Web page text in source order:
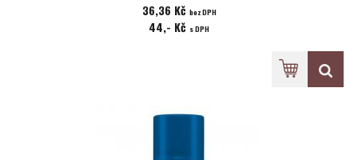
36,36 Kč bez DPH
44,- Kč s DPH